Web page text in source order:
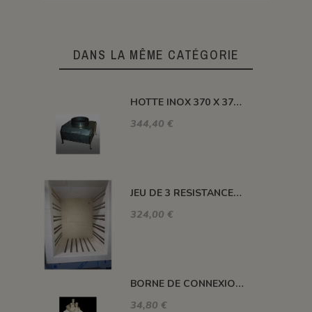
DANS LA MÊME CATÉGORIE
HOTTE INOX 370 X 370 X H 410 MM
344,40 €
JEU DE 3 RESISTANCES 1300°C HELIOS 110 L
324,00 €
BORNE DE CONNEXION POUR FOUR H, ALFA, DELTA, HC ET SM
34,80 €